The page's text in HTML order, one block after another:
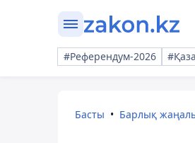
#Референдум-2026
Басты Барлық